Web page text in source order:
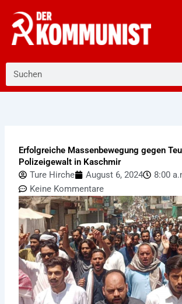
Inhalt
springen
Erfolgreiche Massenbewegung gegen
Polizeigewalt in Kaschmir
Ture Hirche
August 6, 2024
8:00
Keine Kommentare